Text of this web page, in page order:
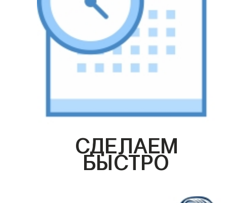
СДЕЛАЕМ
БЫСТРО